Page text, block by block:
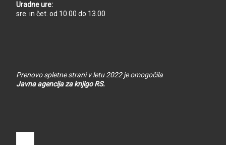
Uradne ure:
sre. in čet. od 10.00 do 13.00
Prenovo spletne strani v letu 2022 je omogočila
Javna agencija za knjigo RS.